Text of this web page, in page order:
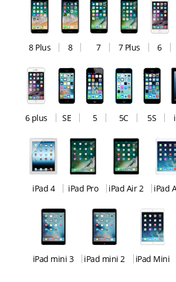
8 Plus 8 7 7 Plus 6
6 plus SE 5 5C 5S
iPad 4 iPad Pro iPad Air 2 iPad
iPad mini 3 iPad mini 2 iPad Mini